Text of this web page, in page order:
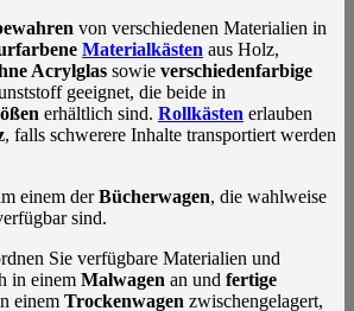
von verschiedenen Materialien in
Materialkästen aus Holz,
Acrylglas sowie verschiedenfarbige
geeignet, die beide in
erhältlich sind. Rollkästen erlauben
, falls schwerere Inhalte transportiert werden
einem derBücherwagen, die wahlweise
sind.
Sie verfügbare Materialien und
in einem Malwagen an und fertige
einem Trockenwagen zwischengelagert,